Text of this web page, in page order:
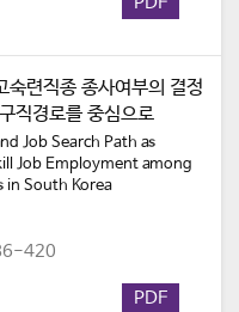
숙련직종 종사여부의 결정
직경로를 중심으로
Job Search Path as
Job Employment among
in South Korea
420
PDF